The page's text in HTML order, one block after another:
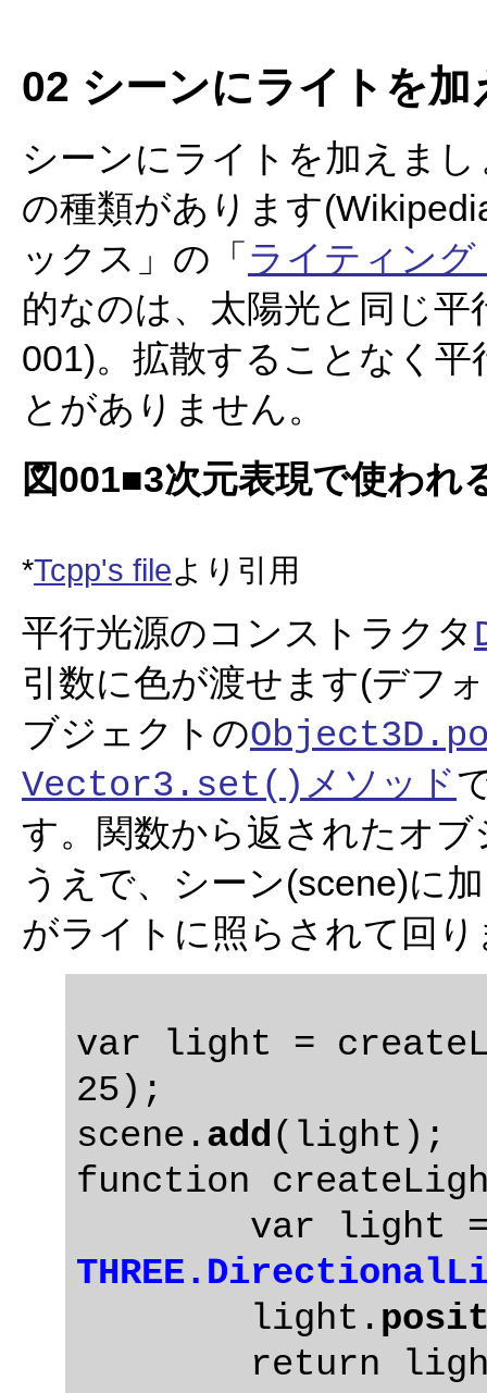
02 シーンにライトを加
シーンにライトを加えま
の種類があります
ックス」の「 ライティン
的なのは、太陽光と同じ
001)。拡散することなく
とがありません。
図001■3次元表現で使われ
*Tcpp's fileより引用
平行光源のコンストラクタ
引数に色が渡せます(デフ
ブジェクトの
Vector3.set() メソッド
す。関数から返されたオ
うえで、シーン(scene)に
がライトに照らされて回
var light =
25);
scene. add(light);
function
	light.